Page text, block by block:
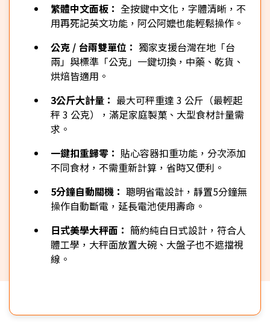
繁體中文面板： 全按鍵中文化，字體清晰，不
用再死記英文功能，阿公阿嬤也能輕鬆操作。
公克 / 台兩雙單位： 獨家支援台灣在地「台
兩」與標準「公克」一鍵切換，中藥、乾貨、
烘焙皆適用。
3公斤大計量： 最大可秤重達 3 公斤（最輕起
秤 3 公克），滿足家庭製菓、大型食材計量需
求。
一鍵扣重歸零： 貼心容器扣重功能，分次添加
不同食材，不需重新計算，省時又便利。
5分鐘自動關機： 聰明省電設計，靜置5分鐘無
操作自動斷電，延長電池使用壽命。
日式美學大秤面： 簡約純白日式設計，符合人
體工學，大秤面放置大碗、大盤子也不遮擋視
線。